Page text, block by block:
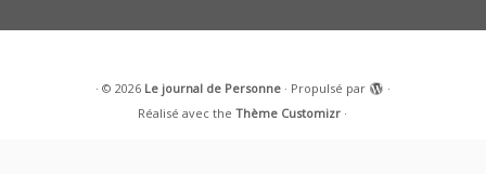
· © 2026 Le journal de Personne· Propulsé par
·
Réalisé avec theThème Customizr ·